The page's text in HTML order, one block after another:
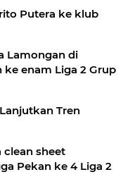
Putera ke klub
Lamongan di
enam Liga 2 Grup
Tren
clean sheet
Pekan ke 4 Liga 2